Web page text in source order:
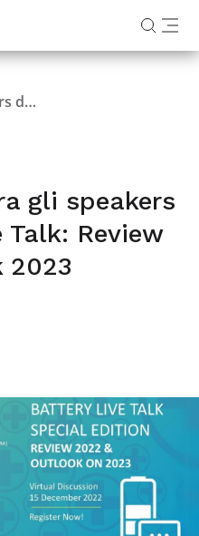
Flash Battery tra gli speakers del Battery Live Talk: Review 2022 & Outlook 2023
gli speakers
Review
2023